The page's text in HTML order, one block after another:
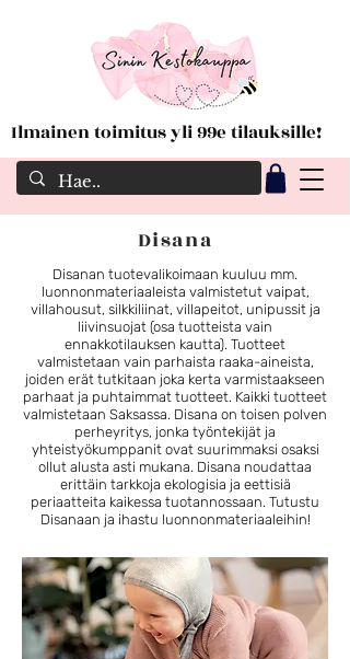
Ilmainen toimitus yli 99e tilauksille!
Disana
Disanan tuotevalikoimaan kuuluu mm.
luonnonmateriaaleista valmistetut vaipat,
villahousut, silkkiliinat, villapeitot, unipussit ja
liivinsuojat (osa tuotteista vain
ennakkotilauksen kautta). Tuotteet
valmistetaan vain parhaista raaka-aineista,
joiden erät tutkitaan joka kerta varmistaakseen
parhaat ja puhtaimmat tuotteet. Kaikki tuotteet
valmistetaan Saksassa. Disana on toisen polven
perheyritys, jonka työntekijät ja
yhteistyökumppanit ovat suurimmaksi osaksi
ollut alusta asti mukana. Disana noudattaa
erittäin tarkkoja ekologisia ja eettisiä
periaatteita kaikessa tuotannossaan. Tutustu
Disanaan ja ihastu luonnonmateriaaleihin!